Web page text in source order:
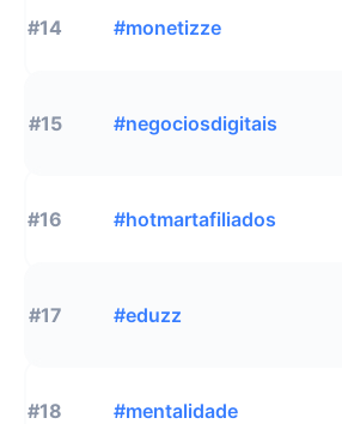
#14 #monetizze
#15 #negociosdigitais
#16 #hotmartafiliados
#17 #eduzz
#18 #mentalidade